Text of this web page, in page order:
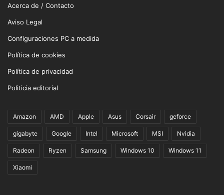
Acerca de / Contacto
Aviso Legal
Configuraciones PC a medida
Política de cookies
Política de privacidad
Politicia editorial
Amazon AMD Apple Asus Corsair geforce
gigabyte Google Intel Microsoft MSI Nvidia
Radeon Ryzen Samsung Windows 10 Windows 11
Xiaomi